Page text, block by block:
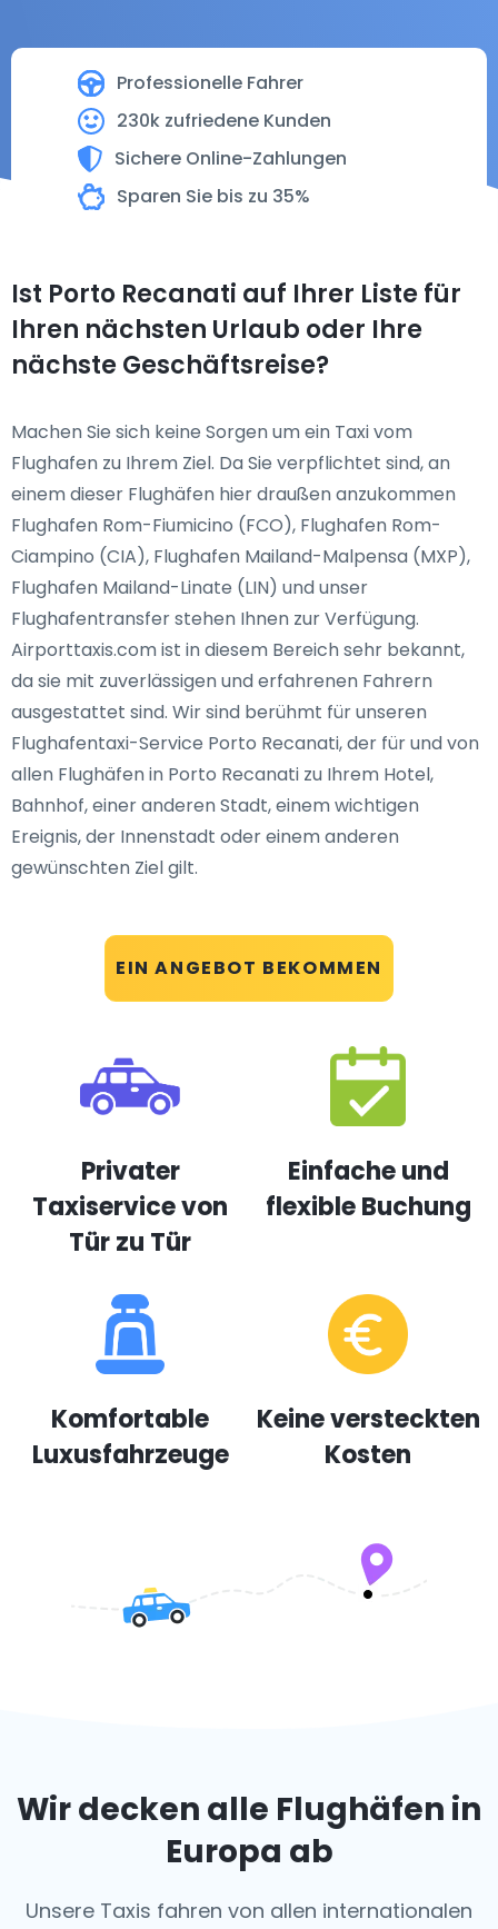
Professionelle Fahrer
230k zufriedene Kunden
Sichere Online-Zahlungen
Sparen Sie bis zu 35%
EIN ANGEBOT BEKOMMEN
Ist Porto Recanati auf Ihrer Liste für
Ihren nächsten Urlaub oder Ihre
nächste Geschäftsreise?
Machen Sie sich keine Sorgen um ein Taxi vom
Flughafen zu Ihrem Ziel. Da Sie verpflichtet sind, an
einem dieser Flughäfen hier draußen anzukommen
Flughafen Rom-Fiumicino (FCO), Flughafen Rom-
Ciampino (CIA), Flughafen Mailand-Malpensa (MXP),
Flughafen Mailand-Linate (LIN) und unser
Flughafentransfer stehen Ihnen zur Verfügung.
Airporttaxis.com ist in diesem Bereich sehr bekannt,
da sie mit zuverlässigen und erfahrenen Fahrern
ausgestattet sind. Wir sind berühmt für unseren
Flughafentaxi-Service Porto Recanati, der für und von
allen Flughäfen in Porto Recanati zu Ihrem Hotel,
Bahnhof, einer anderen Stadt, einem wichtigen
Ereignis, der Innenstadt oder einem anderen
gewünschten Ziel gilt.
Privater
Taxiservice von
Tür zu Tür
Einfache und
flexible Buchung
Komfortable
Luxusfahrzeuge
Keine versteckten
Kosten
Wir decken alle Flughäfen in
Europa ab
Unsere Taxis fahren von allen internationalen